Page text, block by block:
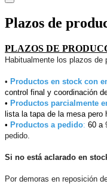
Plazos de
PLAZOS DE
Habitualmente los plazos
• Productos en stock con
control final y coordinación
• Productos parcialmente
lista la tapa de la mesa pero
• Productos a pedido: 60 a
pedido.
Si no está aclarado en
Por demoras en reposición